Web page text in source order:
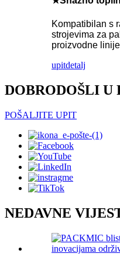
Kompatibilan s
strojevima za
proizvodne
upitdetalj
DOBRODOŠLI U
POŠALJITE UPIT
NEDAVNE